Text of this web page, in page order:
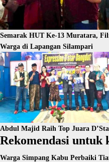
Semarak HUT Ke-13 Muratara,
Warga di Lapangan Silampari
Abdul Majid Raih Top Juara
Rekomendasi untuk
Warga Simpang Kabu Perbaiki